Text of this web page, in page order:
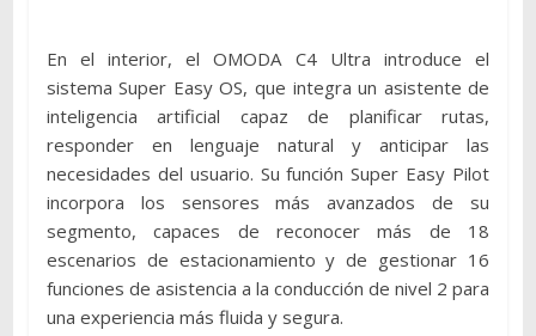
En el interior, el OMODA C4 Ultra introduce el
sistema Super Easy OS, que integra un asistente de
inteligencia artificial capaz de planificar rutas,
responder en lenguaje natural y anticipar las
necesidades del usuario. Su función Super Easy Pilot
incorpora los sensores más avanzados de su
segmento, capaces de reconocer más de 18
escenarios de estacionamiento y de gestionar 16
funciones de asistencia a la conducción de nivel 2 para
una experiencia más fluida y segura.